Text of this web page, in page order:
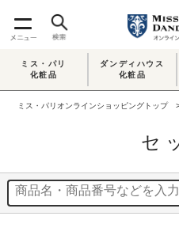
ミス・パリ
化粧品
ダンディハウス
化粧品
ミス・パリオンラインショッピングトップ
セ